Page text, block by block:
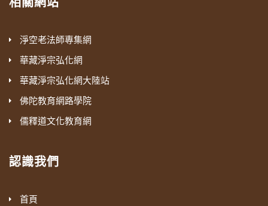
淨空老法師專集網
華藏淨宗弘化網
華藏淨宗弘化網大陸站
佛陀教育網路學院
儒釋道文化教育網
認識我們
首頁